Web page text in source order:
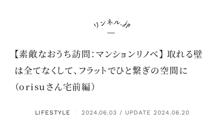
【素敵なおうち訪問：マンションリノベ】 取れる壁
は全てなくして、フラットでひと繋ぎの空間に
（orisuさん宅前編）
LIFESTYLE ： 2024.06.03 / UPDATE 2024.06.20